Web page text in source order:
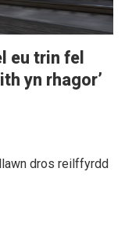
eu trin fel
yn rhagor’
dros reilffyrdd